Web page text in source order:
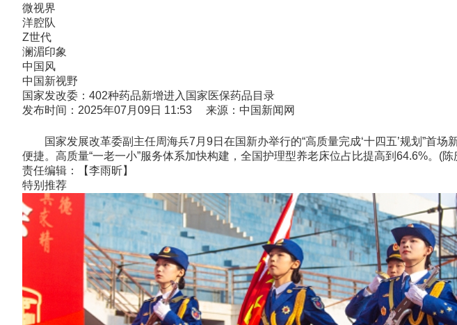
微视界
洋腔队
Z世代
澜湄印象
中国风
中国新视野
国家发改委：402种药品新增进入国家医保药品目录
发布时间：2025年07月09日 11:53 来源：中国新闻网
国家发展改革委副主任周海兵7月9日在国新办举行的“高质量完成‘十四五’规划”首场
便捷。高质量“一老一小”服务体系加快构建，全国护理型养老床位占比提高到64.6%。(陈
责任编辑：【李雨昕】
特别推荐